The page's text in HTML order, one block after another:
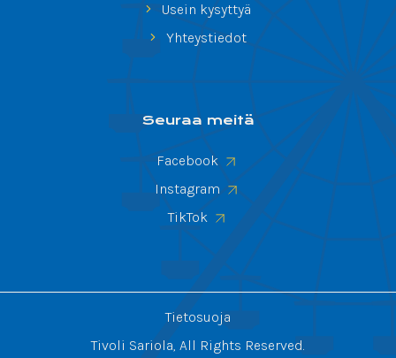
Usein kysyttyä
Yhteystiedot
Seuraa meitä
Facebook
Instagram
TikTok
Tietosuoja
Tivoli Sariola, All Rights Reserved.